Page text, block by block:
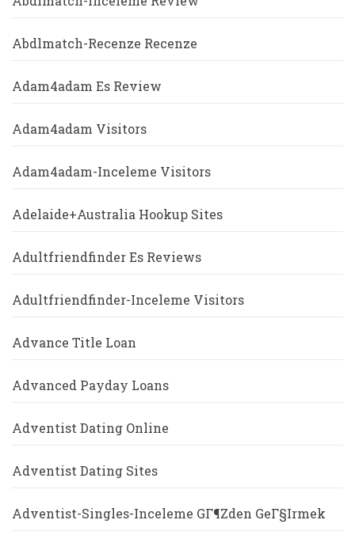
Abdlmatch-Recenze Recenze
Adam4adam Es Review
Adam4adam Visitors
Adam4adam-Inceleme Visitors
Adelaide+Australia Hookup Sites
Adultfriendfinder Es Reviews
Adultfriendfinder-Inceleme Visitors
Advance Title Loan
Advanced Payday Loans
Adventist Dating Online
Adventist Dating Sites
Adventist-Singles-Inceleme GГ¶zden GeГ§irmek